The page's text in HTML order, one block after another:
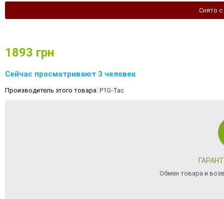
Снято
1893 грн
Сейчас просматривают 3 человек
Производитель этого товара: P1G-Tac
Обмен товара и